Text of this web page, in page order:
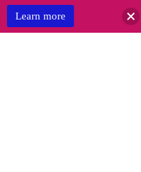
Learn more